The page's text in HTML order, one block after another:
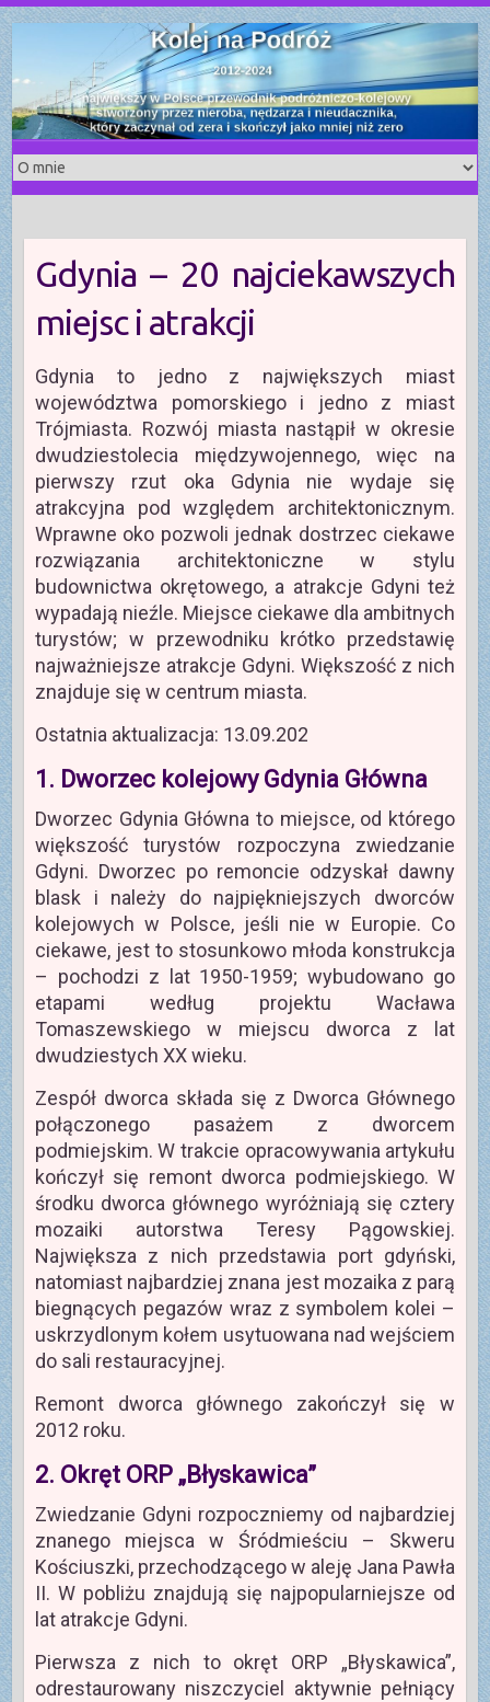
S
k
i
p
t
o
c
o
n
t
e
n
t
Gdynia – 20 najciekawszych
miejsc i atrakcji
Gdynia to jedno z największych miast
województwa pomorskiego i jedno z miast
Trójmiasta. Rozwój miasta nastąpił w okresie
dwudziestolecia międzywojennego, więc na
pierwszy rzut oka Gdynia nie wydaje się
atrakcyjna pod względem architektonicznym.
Wprawne oko pozwoli jednak dostrzec ciekawe
rozwiązania architektoniczne w stylu
budownictwa okrętowego, a atrakcje Gdyni też
wypadają nieźle. Miejsce ciekawe dla ambitnych
turystów; w przewodniku krótko przedstawię
najważniejsze atrakcje Gdyni. Większość z nich
znajduje się w centrum miasta.
Ostatnia aktualizacja: 13.09.202
1. Dworzec kolejowy Gdynia Główna
Dworzec Gdynia Główna to miejsce, od którego
większość turystów rozpoczyna zwiedzanie
Gdyni. Dworzec po remoncie odzyskał dawny
blask i należy do najpiękniejszych dworców
kolejowych w Polsce, jeśli nie w Europie. Co
ciekawe, jest to stosunkowo młoda konstrukcja
– pochodzi z lat 1950-1959; wybudowano go
etapami według projektu Wacława
Tomaszewskiego w miejscu dworca z lat
dwudziestych XX wieku.
Zespół dworca składa się z Dworca Głównego
połączonego pasażem z dworcem
podmiejskim. W trakcie opracowywania artykułu
kończył się remont dworca podmiejskiego. W
środku dworca głównego wyróżniają się cztery
mozaiki autorstwa Teresy Pągowskiej.
Największa z nich przedstawia port gdyński,
natomiast najbardziej znana jest mozaika z parą
biegnących pegazów wraz z symbolem kolei –
uskrzydlonym kołem usytuowana nad wejściem
do sali restauracyjnej.
Remont dworca głównego zakończył się w
2012 roku.
2. Okręt ORP „Błyskawica”
Zwiedzanie Gdyni rozpoczniemy od najbardziej
znanego miejsca w Śródmieściu – Skweru
Kościuszki, przechodzącego w aleję Jana Pawła
II. W pobliżu znajdują się najpopularniejsze od
lat atrakcje Gdyni.
Pierwsza z nich to okręt ORP „Błyskawica”,
odrestaurowany niszczyciel aktywnie pełniący